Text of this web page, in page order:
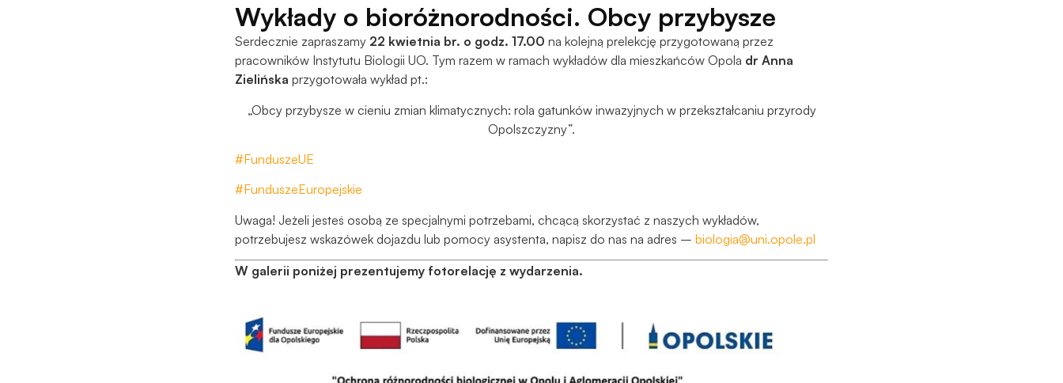
Wykłady o bioróżnorodności. Obcy przybysze
Serdecznie zapraszamy 22 kwietnia br. o godz. 17.00 na kolejną prelekcję przygotowaną przez
pracowników Instytutu Biologii UO. Tym razem w ramach wykładów dla mieszkańców Opola dr Anna
Zielińska przygotowała wykład pt.:
„Obcy przybysze w cieniu zmian klimatycznych: rola gatunków inwazyjnych w przekształcaniu przyrody
Opolszczyzny”.
#FunduszeUE
#FunduszeEuropejskie
Uwaga! Jeżeli jesteś osobą ze specjalnymi potrzebami, chcącą skorzystać z naszych wykładów,
potrzebujesz wskazówek dojazdu lub pomocy asystenta, napisz do nas na adres – biologia@uni.opole.pl
W galerii poniżej prezentujemy fotorelację z wydarzenia.
tego, jak
strona jest
używana.
Doświadczenie
Aby nasza
podczas
twojego
przejścia na nią.
Jeśli odrzucisz
znikną ze strony
internetowej.